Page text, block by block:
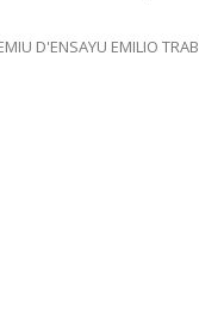
D'ENSAYU EMILIO